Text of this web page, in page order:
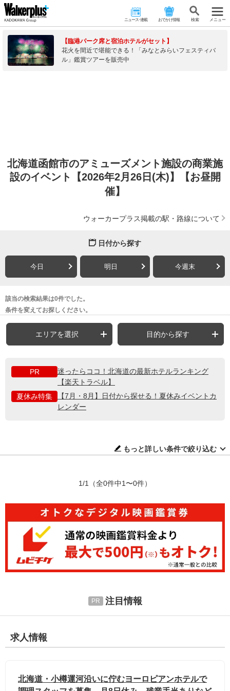
ニュース･連載 おでかけ情報 検 索 メニュー
【臨港パーク席と宿泊ホテルがセット】
花火を間近で堪能できる！「みなとみらいフェスティバ
ル」鑑賞ツアーを販売中
北海道函館市のアミューズメント施設の商業施
設のイベント【2026年2月26日(木)】【お昼開
催】
ウォーカープラス掲載の駅・路線について
日付から探す
今日 明日 今週末
該当の検索結果は0件でした。
条件を変えてお探しください。
エリアを選択 目的から探す
PR
迷ったらココ！北海道の最新ホテルランキング
【楽天トラベル】
夏休み特集
【7月・8月】日付から探せる！夏休みイベントカ
レンダー
もっと詳しい条件で絞り込む
1/1 （全0件中1〜0件）
注目情報
求人情報
北海道・小樽運河沿いに佇むヨーロピアンホテルで